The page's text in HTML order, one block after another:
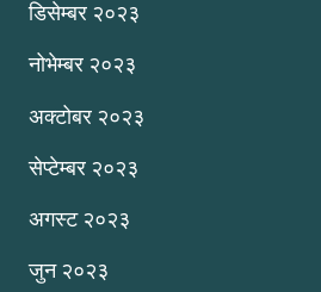
डिसेम्बर २०२३
नोभेम्बर २०२३
अक्टोबर २०२३
सेप्टेम्बर २०२३
अगस्ट २०२३
जुन २०२३